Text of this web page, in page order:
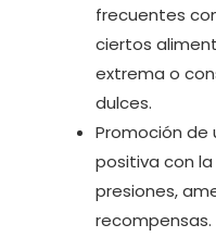
frecuentes
ciertos
extrema o
dulces.
Promoción de
positiva con
presiones,
recompensas.